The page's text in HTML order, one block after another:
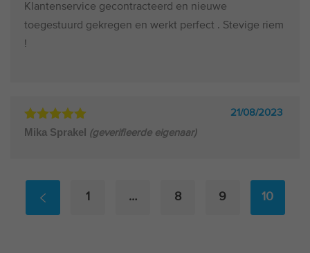
Klantenservice gecontracteerd en nieuwe
toegestuurd gekregen en werkt perfect . Stevige riem
!
Gewaardeerd
uit 5
Mika Sprakel (geverifieerde eigenaar)
21/08/2023
1 … 8 9 10